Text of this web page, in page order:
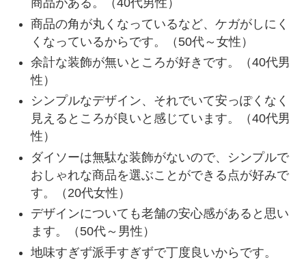
商品がある。（40代男性）
商品の角が丸くなっているなど、ケガがしにく
くなっているからです。（50代～女性）
余計な装飾が無いところが好きです。（40代男
性）
シンプルなデザイン、それでいて安っぽくなく
見えるところが良いと感じています。（40代男
性）
ダイソーは無駄な装飾がないので、シンプルで
おしゃれな商品を選ぶことができる点が好みで
す。（20代女性）
デザインについても老舗の安心感があると思い
ます。（50代～男性）
地味すぎず派手すぎずで丁度良いからです。